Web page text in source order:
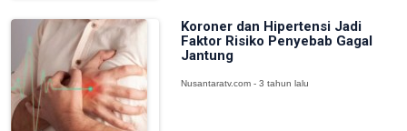
Koroner dan Hipertensi Jadi
Faktor Risiko Penyebab Gagal
Jantung
Nusantaratv.com - 3 tahun lalu